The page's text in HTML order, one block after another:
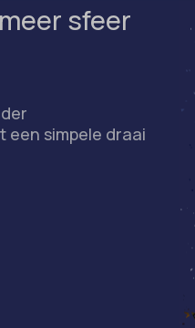
sfeer
een simpele draai